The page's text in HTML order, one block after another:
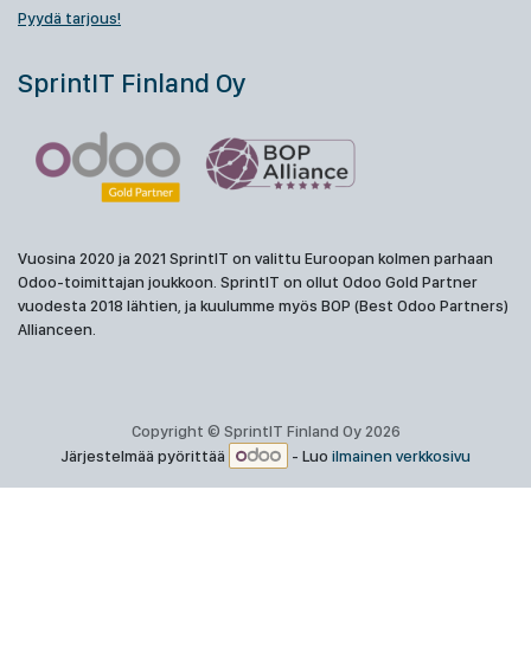
Pyydä tarjous!
SprintIT Finland Oy
Vuosina 2020 ja 2021 SprintIT on valittu Euroopan kolmen parhaan
Odoo-toimittajan joukkoon. SprintIT on ollut Odoo Gold Partner
vuodesta 2018 lähtien, ja kuulumme myös BOP (Best Odoo Partners)
Allianceen.
Copyright © SprintIT Finland Oy 2026
Järjestelmää pyörittää
- Luo ilmainen verkkosivu